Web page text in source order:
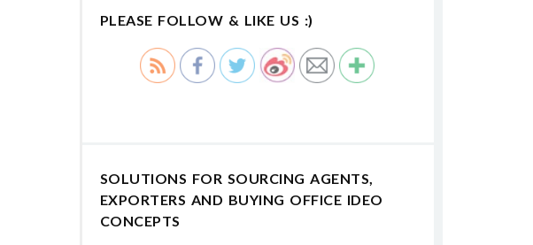
PLEASE FOLLOW & LIKE US :)
SOLUTIONS FOR SOURCING AGENTS,
EXPORTERS AND BUYING OFFICE IDEO
CONCEPTS